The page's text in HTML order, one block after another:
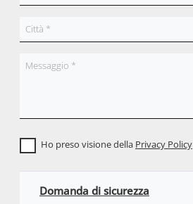
Ho preso visione della Privacy Policy
Domanda di sicurezza